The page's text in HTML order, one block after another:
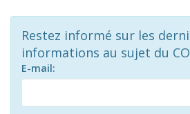
Restez informé sur les
informations au sujet du
E-mail: